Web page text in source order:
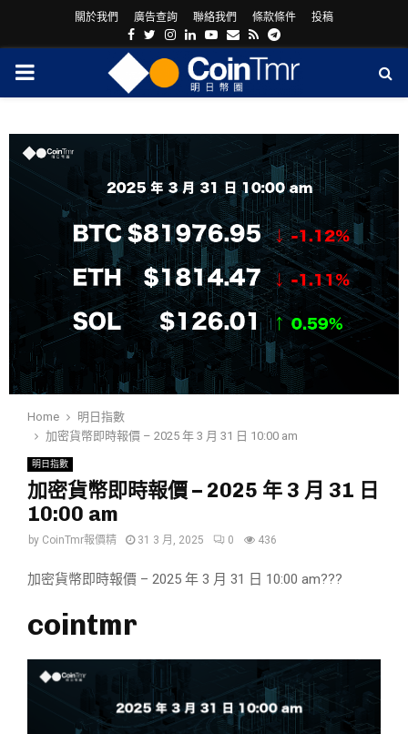
關於我們 廣告查詢 聯絡我們 條款條件 投稿
Facebook
Twitter
Instagram
LinkedinYoutube
Email
RssTelegram
PRIMARY
Home
明日指數
加密貨幣即時報價 – 2025 年 3 月 31 日 10:00 am
明日指數
加密貨幣即時報價 – 2025 年 3 月 31 日
10:00 am
by CoinTmr報價精 31 3 月, 2025 0 436
加密貨幣即時報價 – 2025 年 3 月 31 日 10:00 am???
cointmr